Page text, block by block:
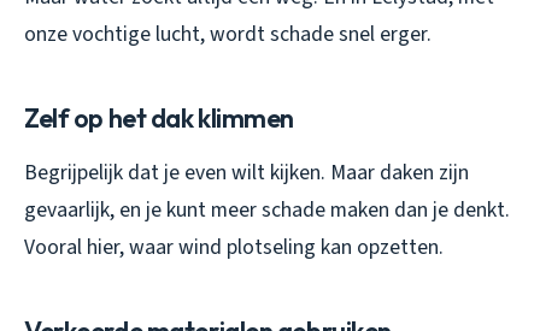
onze vochtige lucht, wordt schade snel erger.
Zelf op het dak klimmen
Begrijpelijk dat je even wilt kijken. Maar daken zijn
gevaarlijk, en je kunt meer schade maken dan je denkt.
Vooral hier, waar wind plotseling kan opzetten.